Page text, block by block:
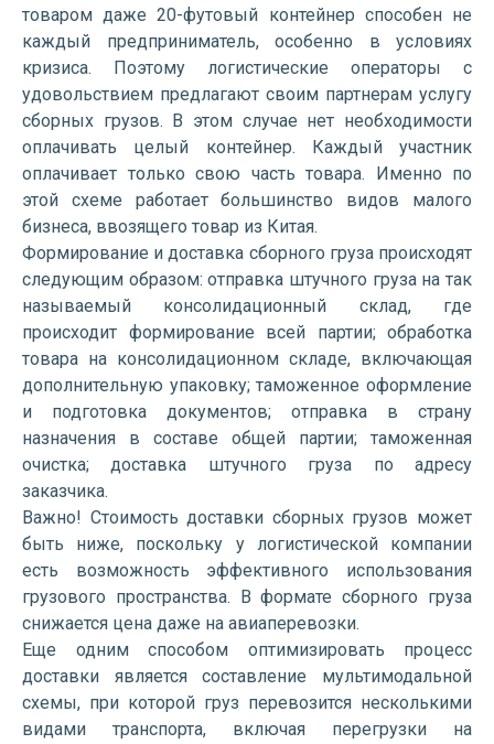
товаром даже 20-футовый контейнер способен не
каждый предприниматель, особенно в условиях
кризиса. Поэтому логистические операторы с
удовольствием предлагают своим партнерам услугу
сборных грузов. В этом случае нет необходимости
оплачивать целый контейнер. Каждый участник
оплачивает только свою часть товара. Именно по
этой схеме работает большинство видов малого
бизнеса, ввозящего товар из Китая.
Формирование и доставка сборного груза происходят
следующим образом: отправка штучного груза на так
называемый консолидационный склад, где
происходит формирование всей партии; обработка
товара на консолидационном складе, включающая
дополнительную упаковку; таможенное оформление
и подготовка документов; отправка в страну
назначения в составе общей партии; таможенная
очистка; доставка штучного груза по адресу
заказчика.
Важно! Стоимость доставки сборных грузов может
быть ниже, поскольку у логистической компании
есть возможность эффективного использования
грузового пространства. В формате сборного груза
снижается цена даже на авиаперевозки.
Еще одним способом оптимизировать процесс
доставки является составление мультимодальной
схемы, при которой груз перевозится несколькими
видами транспорта, включая перегрузки на